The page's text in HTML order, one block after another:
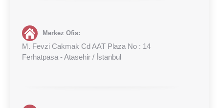
Merkez Ofis:
M. Fevzi Cakmak Cd AAT Plaza No : 14
Ferhatpasa - Atasehir / İstanbul